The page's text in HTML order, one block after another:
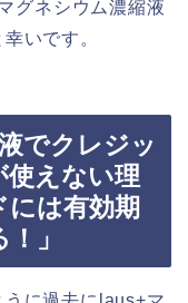
グネシウム濃縮液
いです。
でクレジッ
使えない理
は有効期
」